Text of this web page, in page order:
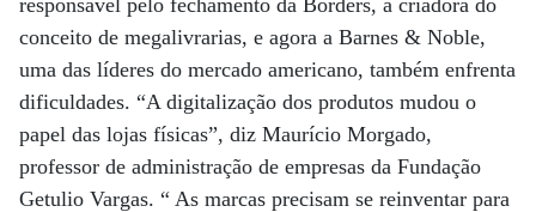
responsável pelo fechamento da Borders, a criadora do
conceito de megalivrarias, e agora a Barnes & Noble,
uma das líderes do mercado americano, também enfrenta
dificuldades. “A digitalização dos produtos mudou o
papel das lojas físicas”, diz Maurício Morgado,
professor de administração de empresas da Fundação
Getulio Vargas. “ As marcas precisam se reinventar para